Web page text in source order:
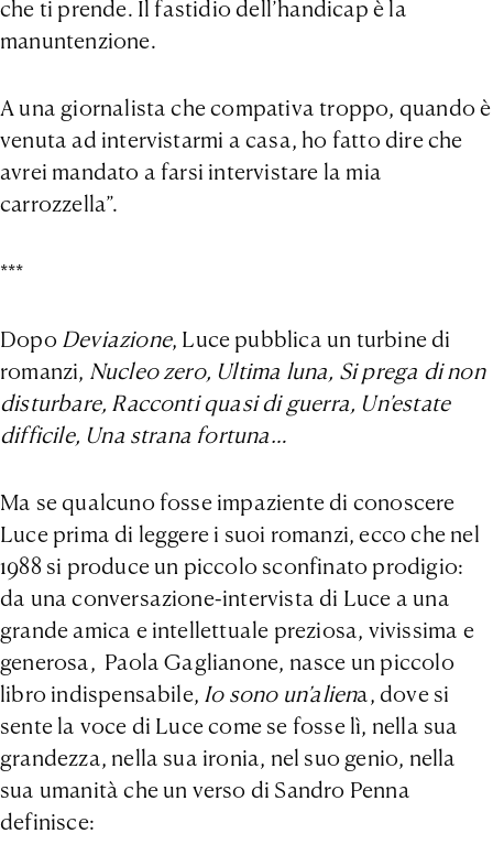
che ti prende. Il fastidio dell’handicap è la
manuntenzione.
A una giornalista che compativa troppo, quando è
venuta ad intervistarmi a casa, ho fatto dire che
avrei mandato a farsi intervistare la mia
carrozzella”.
***
Dopo Deviazione, Luce pubblica un turbine di
romanzi, Nucleo zero, Ultima luna, Si prega di non
disturbare, Racconti quasi di guerra, Un’estate
difficile, Una strana fortuna…
Ma se qualcuno fosse impaziente di conoscere
Luce prima di leggere i suoi romanzi, ecco che nel
1988 si produce un piccolo sconfinato prodigio:
da una conversazione-intervista di Luce a una
grande amica e intellettuale preziosa, vivissima e
generosa, Paola Gaglianone, nasce un piccolo
libro indispensabile, Io sono un’aliena, dove si
sente la voce di Luce come se fosse lì, nella sua
grandezza, nella sua ironia, nel suo genio, nella
sua umanità che un verso di Sandro Penna
definisce: